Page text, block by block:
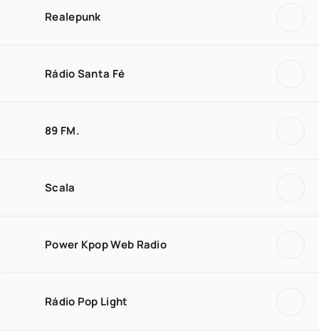
Realepunk
Rádio Santa Fé
89 FM.
Scala
Power Kpop Web Radio
Rádio Pop Light